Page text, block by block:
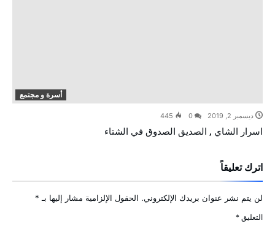
أسرة و مجتمع
ديسمبر 2, 2019 445
اسرار الشاي , الصديق الصدوق في الشتاء
اترك تعليقاً
لن يتم نشر عنوان بريدك الإلكتروني. الحقول الإلزامية مشار إليها بـ *
التعليق *